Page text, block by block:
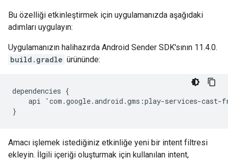
Bu özelliği etkinleştirmek için uygulamanızda aşağıdaki
adımları uygulayın:
Uygulamanızın halihazırda Android Sender SDK'sının 11.4.0.
build.gradle ürününde:
dependencies {
api 'com.google.android.gms:play-services-cast-
Amacı işlemek istediğiniz etkinliğe yeni bir intent filtresi
ekleyin. İlgili içeriği oluşturmak için kullanılan intent,